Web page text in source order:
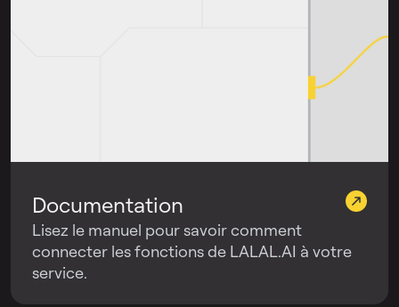
Documentation
Lisez le manuel pour savoir comment
connecter les fonctions de LALAL.AI à votre
service.